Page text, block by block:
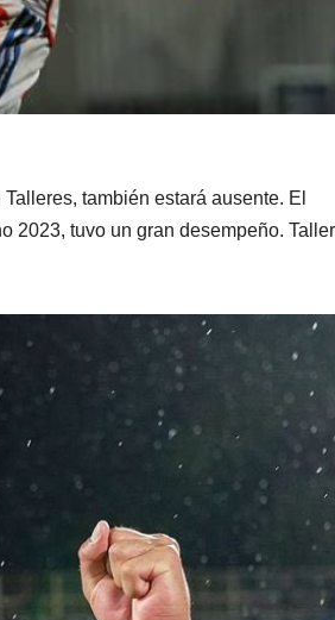
también estará ausente. El
2023, tuvo un gran desempeño.